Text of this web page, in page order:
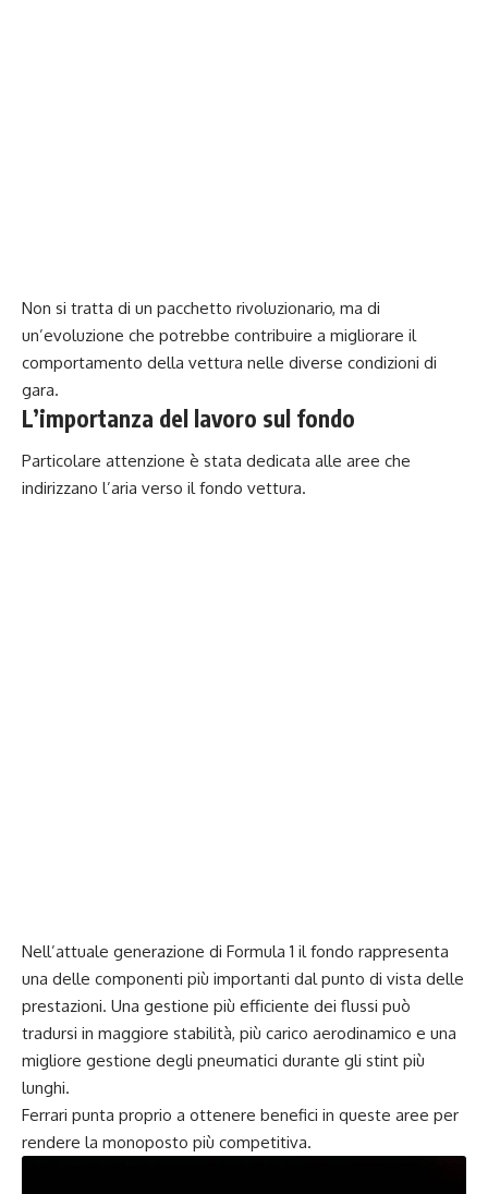
Non si tratta di un pacchetto rivoluzionario, ma di
un’evoluzione che potrebbe contribuire a migliorare il
comportamento della vettura nelle diverse condizioni di
gara.
L’importanza del lavoro sul fondo
Particolare attenzione è stata dedicata alle aree che
indirizzano l’aria verso il fondo vettura.
Nell’attuale generazione di Formula 1 il fondo rappresenta
una delle componenti più importanti dal punto di vista delle
prestazioni. Una gestione più efficiente dei flussi può
tradursi in maggiore stabilità, più carico aerodinamico e una
migliore gestione degli pneumatici durante gli stint più
lunghi.
Ferrari punta proprio a ottenere benefici in queste aree per
rendere la monoposto più competitiva.